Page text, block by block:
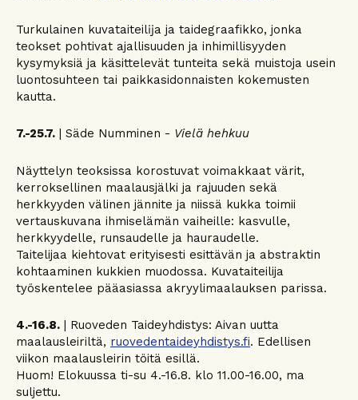
Turkulainen kuvataiteilĳa ja taidegraafikko, jonka
teokset pohtivat ajallisuuden ja inhimillisyyden
kysymyksiä ja käsittelevät tunteita sekä muistoja usein
luontosuhteen tai paikkasidonnaisten kokemusten
kautta.
7.-25.7. | Säde Numminen - Vielä hehkuu
Näyttelyn teoksissa korostuvat voimakkaat värit,
kerroksellinen maalausjälki ja rajuuden sekä
herkkyyden välinen jännite ja niissä kukka toimii
vertauskuvana ihmiselämän vaiheille: kasvulle,
herkkyydelle, runsaudelle ja hauraudelle.
Taitelijaa kiehtovat erityisesti esittävän ja abstraktin
kohtaaminen kukkien muodossa. Kuvataiteilija
työskentelee pääasiassa akryylimaalauksen parissa.
4.-16.8. | Ruoveden Taideyhdistys: Aivan uutta
maalausleiriltä, ruovedentaideyhdistys.fi. Edellisen
viikon maalausleirin töitä esillä.
Huom! Elokuussa ti-su 4.-16.8. klo 11.00-16.00, ma
suljettu.